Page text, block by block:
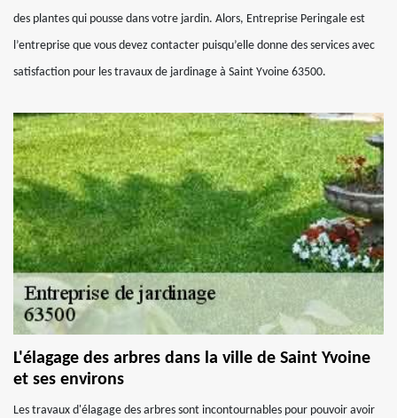
des plantes qui pousse dans votre jardin. Alors, Entreprise Peringale est
l’entreprise que vous devez contacter puisqu’elle donne des services avec
satisfaction pour les travaux de jardinage à Saint Yvoine 63500.
L'élagage des arbres dans la ville de Saint Yvoine
et ses environs
Les travaux d'élagage des arbres sont incontournables pour pouvoir avoir